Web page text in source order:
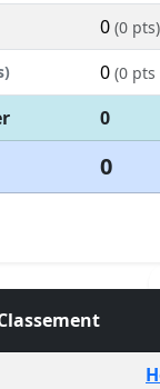
0 (0 pts)
0 (0 pts
0
0